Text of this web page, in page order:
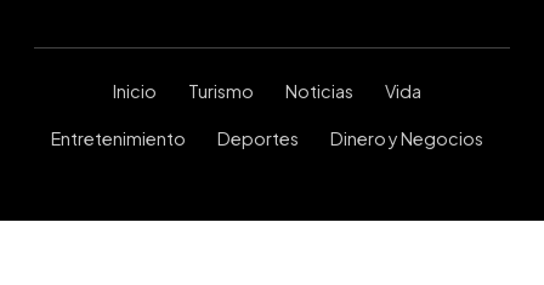
Inicio Turismo Noticias Vida
Entretenimiento Deportes Dinero y Negocios